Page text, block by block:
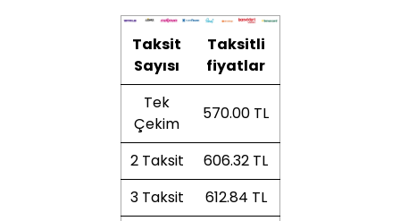
Taksit
Sayısı
Taksitli
fiyatlar
Tek
Çekim
570.00 TL
2 Taksit
606.32 TL
3 Taksit
612.84 TL